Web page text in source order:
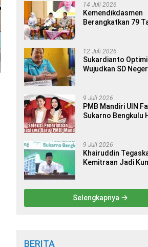
14 Juli 2026
Kemendikdasmen
Berangkatkan 79
12 Juli 2026
Sukardianto
Wujudkan SD
Berdaya Saing
9 Juli 2026
PMB Mandiri UIN
Sukarno Bengkulu
9 Juli 2026
Khairuddin
Kemitraan Jadi
Selengkapnya
BERITA